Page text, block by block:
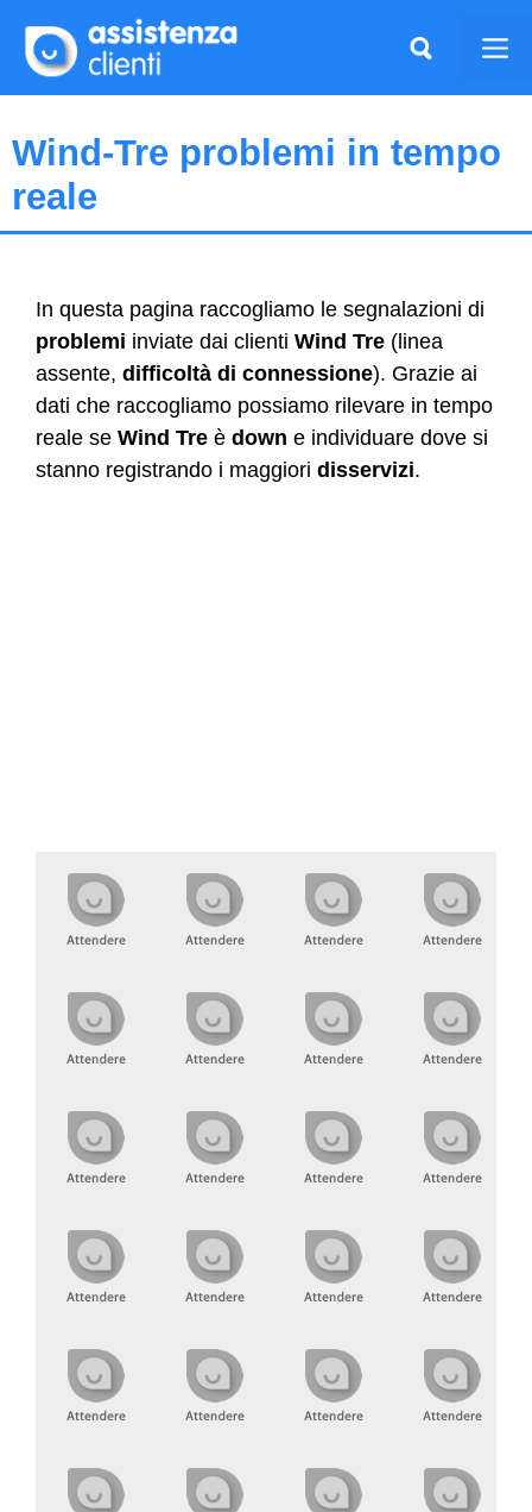
contenuto
Wind-Tre problemi in tempo
reale
In questa pagina raccogliamo le segnalazioni di
problemi inviate dai clienti Wind Tre (linea
assente, difficoltà di connessione). Grazie ai
dati che raccogliamo possiamo rilevare in tempo
reale se Wind Tre è down e individuare dove si
stanno registrando i maggiori disservizi.